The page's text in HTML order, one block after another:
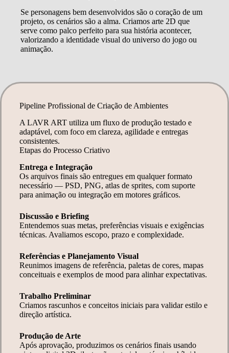
Se personagens bem desenvolvidos são o coração de um
projeto, os cenários são a alma. Criamos arte 2D que
serve como palco perfeito para sua história acontecer,
valorizando a identidade visual do universo do jogo ou
animação.
Pipeline Profissional de Criação de Ambientes
A LAVR ART utiliza um fluxo de produção testado e
adaptável, com foco em clareza, agilidade e entregas
consistentes.
Etapas do Processo Criativo
Entrega e Integração
Os arquivos finais são entregues em qualquer formato
necessário — PSD, PNG, atlas de sprites, com suporte
para animação ou integração em motores gráficos.
Discussão e Briefing
Entendemos suas metas, preferências visuais e exigências
técnicas. Avaliamos escopo, prazo e complexidade.
Referências e Planejamento Visual
Reunimos imagens de referência, paletas de cores, mapas
conceituais e exemplos de mood para alinhar expectativas.
Trabalho Preliminar
Criamos rascunhos e conceitos iniciais para validar estilo e
direção artística.
Produção de Arte
Após aprovação, produzimos os cenários finais usando